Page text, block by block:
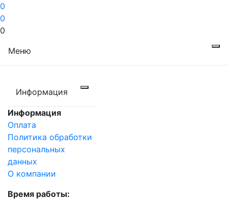
0
0
0
Меню
Информация
Информация
Оплата
Политика обработки
персональных
данных
О компании
Время работы: